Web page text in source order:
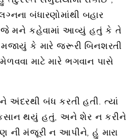
બંધારણોમાંથી બહાર
જે મને કહેવામાં આવ્યું હતું કે તે
કે મારે જરૂરી બિનશરતી
માટે મારે ભગવાન પાસે
અંદરથી બંધ કરતી હતી. ત્યાં
થયું હતું, અને શેર ન કરીને
ની મંજૂરી ન આપીને, હું મારા